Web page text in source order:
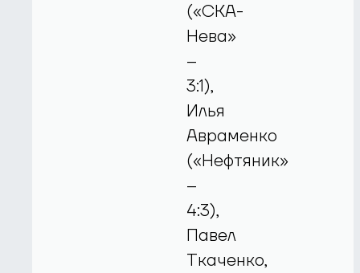
(«СКА-
Нева»
–
3:1),
Илья
Авраменко
(«Нефтяник»
–
4:3),
Павел
Ткаченко,